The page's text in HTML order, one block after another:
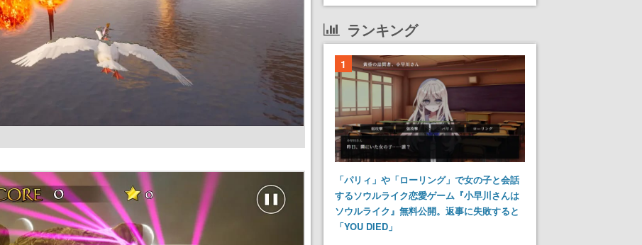
ランキング
1
「パリィ」や「ローリング」で女の子と会話
するソウルライク恋愛ゲーム『小早川さんは
ソウルライク』無料公開。返事に失敗すると
「YOU DIED」